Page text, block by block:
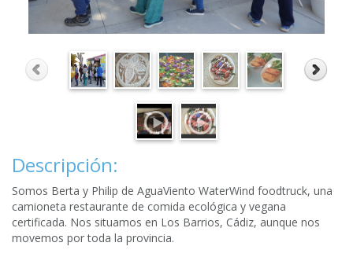
Descripción:
Somos Berta y Philip de AguaViento WaterWind foodtruck, una
camioneta restaurante de comida ecológica y vegana
certificada. Nos situamos en Los Barrios, Cádiz, aunque nos
movemos por toda la provincia.